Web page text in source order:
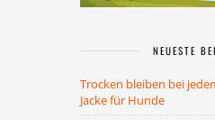
NEUESTE
Trocken bleiben bei
Jacke für Hunde